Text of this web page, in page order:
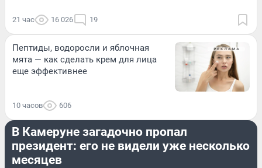
21 час 16 026 19
Пептиды, водоросли и яблочная
мята — как сделать крем для лица
еще эффективнее
10 часов 606
СТРАНА И МИР
В Камеруне загадочно пропал
президент: его не видели уже несколько
месяцев